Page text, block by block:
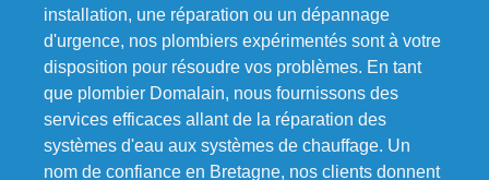
installation, une réparation ou un dépannage
d'urgence, nos plombiers expérimentés sont à votre
disposition pour résoudre vos problèmes. En tant
que plombier Domalain, nous fournissons des
services efficaces allant de la réparation des
systèmes d'eau aux systèmes de chauffage. Un
nom de confiance en Bretagne, nos clients donnent